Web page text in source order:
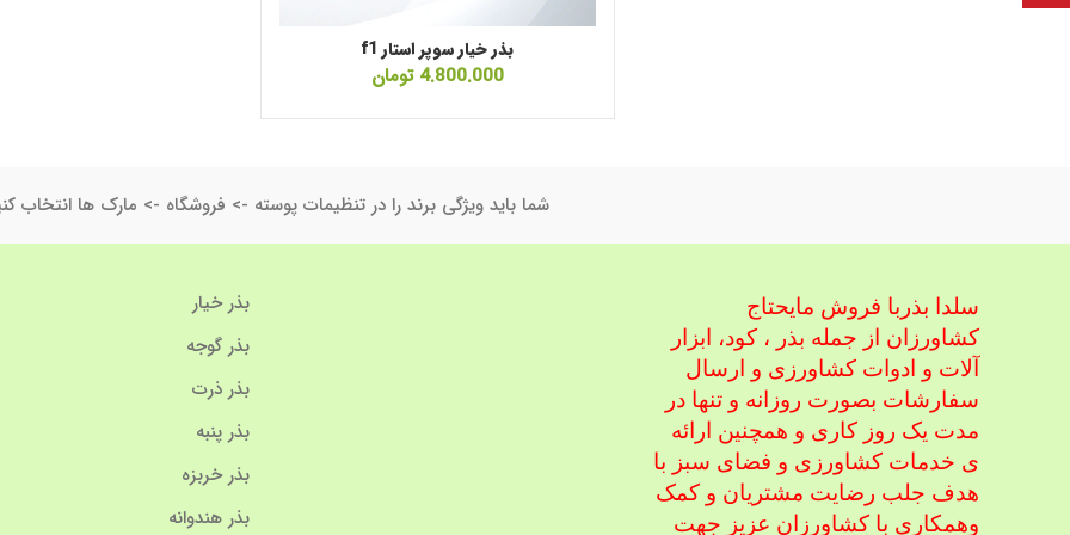
بذر خیار سوپر استار f1
4.800.000 تومان
شما باید ویژگی برند را در تنظیمات پوسته -> فروشگاه -> مارک ها انتخاب
سلدا بذربا فروش مایحتاج
کشاورزان از جمله بذر ، کود، ابزار
آلات و ادوات کشاورزی و ارسال
سفارشات بصورت روزانه و تنها در
مدت یک روز کاری و همچنین ارائه
ی خدمات کشاورزی و فضای سبز با
هدف جلب رضایت مشتریان و کمک
وهمکاری با کشاورزان عزیز جهت
بذر خیار
بذر گوجه
بذر ذرت
بذر پنبه
بذر خربزه
بذر هندوانه